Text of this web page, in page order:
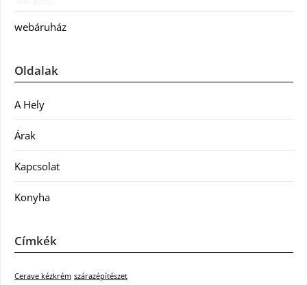
webáruház
Oldalak
A Hely
Árak
Kapcsolat
Konyha
Címkék
Cerave kézkrém szárazépítészet